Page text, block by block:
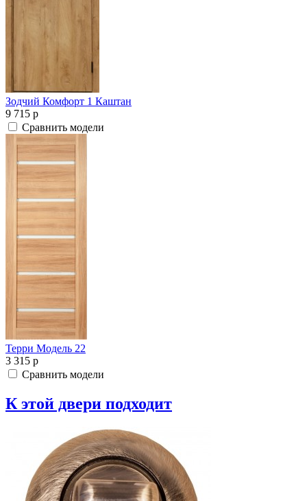
Зодчий Комфорт 1 Каштан
9 715 p
Сравнить модели
Терри Модель 22
3 315 p
Сравнить модели
К этой двери подходит